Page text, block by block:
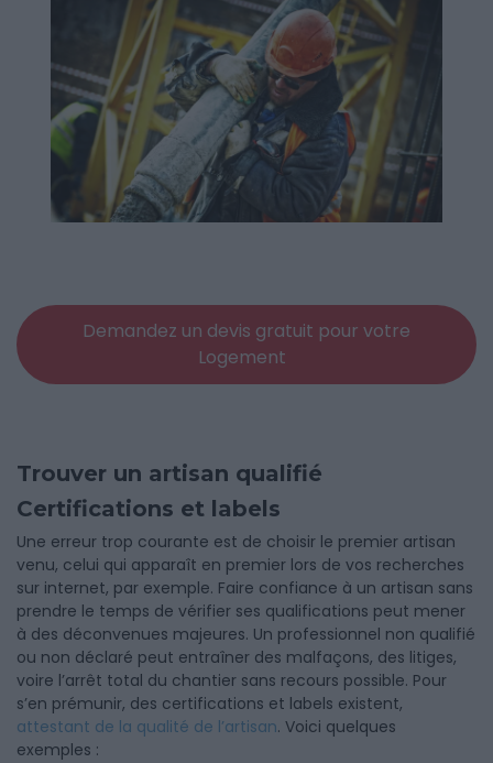
Demandez un devis gratuit pour votre
Logement
Trouver un artisan qualifié
Certifications et labels
Une erreur trop courante est de choisir le premier artisan
venu, celui qui apparaît en premier lors de vos recherches
sur internet, par exemple. Faire confiance à un artisan sans
prendre le temps de vérifier ses qualifications peut mener
à des déconvenues majeures. Un professionnel non qualifié
ou non déclaré peut entraîner des malfaçons, des litiges,
voire l’arrêt total du chantier sans recours possible. Pour
s’en prémunir, des certifications et labels existent,
attestant de la qualité de l’artisan. Voici quelques
exemples :